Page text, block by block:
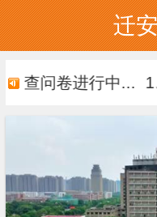
迁
调查问卷进行中...